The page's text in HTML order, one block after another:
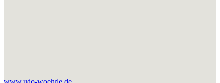
www.udo-woehrle.de